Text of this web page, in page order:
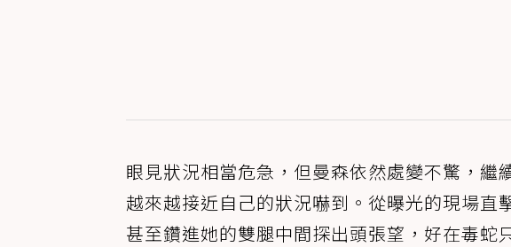
眼見狀況相當危急，但曼森依然處變不驚，
越來越接近自己的狀況嚇到。從曝光的現場直
甚至鑽進她的雙腿中間探出頭張望，好在毒蛇